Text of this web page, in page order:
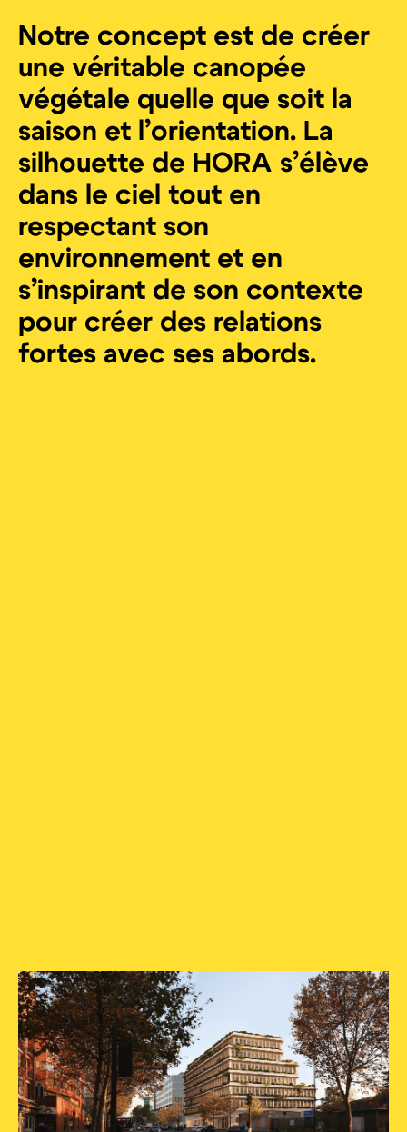
Notre concept est de créer
une véritable canopée
végétale quelle que soit la
saison et l’orientation. La
silhouette de HORA s’élève
dans le ciel tout en
respectant son
environnement et en
s’inspirant de son contexte
pour créer des relations
fortes avec ses abords.